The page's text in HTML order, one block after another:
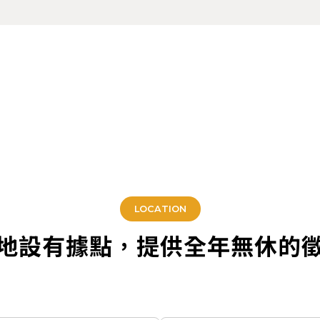
LOCATION
設有據點，提供全年無休的